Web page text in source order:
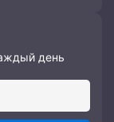
день